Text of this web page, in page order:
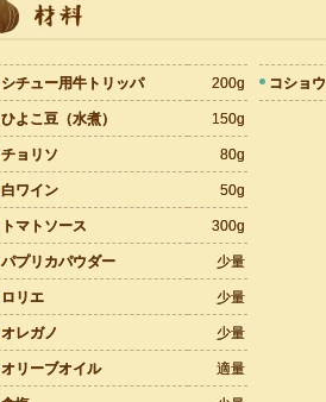
シチュー用牛トリッパ 200g
ひよこ豆（水煮） 150g
チョリソ 80g
白ワイン 50g
トマトソース 300g
パプリカパウダー 少量
ロリエ 少量
オレガノ 少量
オリーブオイル 適量
コショウ